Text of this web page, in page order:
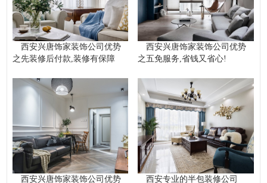
西安兴唐饰家装饰公司优势
之先装修后付款,装修有保障
西安兴唐饰家装饰公司优势
之五免服务,省钱又省心!
西安兴唐饰家装饰公司优势
西安专业的半包装修公司